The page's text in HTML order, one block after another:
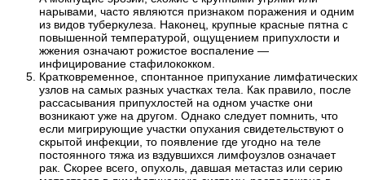
нарывами, часто являются признаком поражения и одним
из видов туберкулеза. Наконец, крупные красные пятна с
повышенной температурой, ощущением припухлости и
жжения означают рожистое воспаление —
инфицирование стафилококком.
Кратковременное, спонтанное припухание лимфатических
узлов на самых разных участках тела. Как правило, после
рассасывания припухлостей на одном участке они
возникают уже на другом. Однако следует помнить, что
если мигрирующие участки опухания свидетельствуют о
скрытой инфекции, то появление где угодно на теле
постоянного тяжа из вздувшихся лимфоузлов означает
рак. Скорее всего, опухоль, давшая метастаз или серию